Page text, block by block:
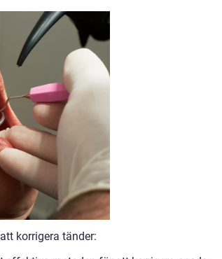
korrigera tänder: